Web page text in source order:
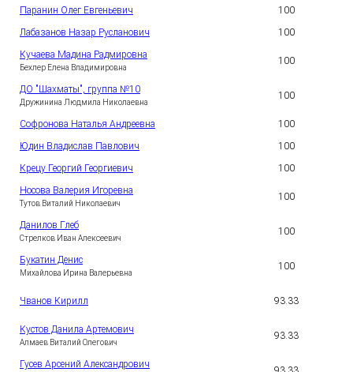
Паранин Олег Евгеньевич 100
Лабазанов Назар Русланович 100
Кучаева Мадина Радмировна
Бехлер Елена Владимировна
100
ДО "Шахматы", группа №10
Дружинина Людмила Николаевна
100
Софронова Наталья Андреевна 100
Юдин Владислав Павлович 100
Крецу Георгий Георгиевич 100
Носова Валерия Игоревна
Тутов Виталий Николаевич
100
Данилов Глеб
Стрелков Иван Алексеевич
100
Букатин Денис
Михайлова Ирина Валерьевна
100
Чванов Кирилл 93.33
Кустов Данила Артемович
Алмаев Виталий Олегович
93.33
Гусев Арсений Александрович